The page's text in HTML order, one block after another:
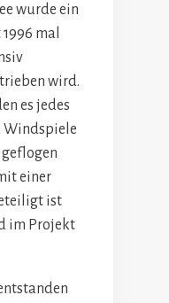
wurde ein
mal
wird.
es jedes
Windspiele
einer
ist
im Projekt